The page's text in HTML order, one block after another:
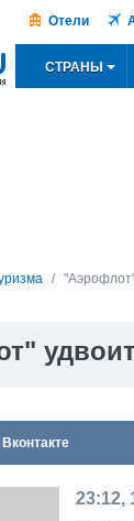
Отели
СТРАНЫ
23:12,